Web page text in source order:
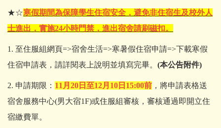
★☆寒假期間為保障學生住宿安全，避免非住宿生及校外人
士進出，實施24小時門禁，進出宿舍請刷磁扣。
1. 至住服組網頁=>宿舍生活=>寒暑假住宿申請=>下載寒假
住宿申請表，請詳閱表上說明並填寫完畢。 (本公告附件)
2. 申請期限： 11月20日至12月10日15:00前 ，將申請表格送
宿舍服務中心(男大宿1F)或住服組審核，審核通過即開立住
宿繳費單。